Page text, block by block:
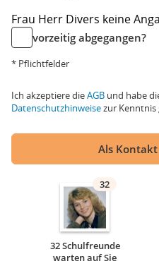
Frau Herr Divers keine
vorzeitig abgegangen?
* Pflichtfelder
Ich akzeptiere dieAGB und habe
Datenschutzhinweisezur
Als
32
32 Schulfreunde
warten auf Sie